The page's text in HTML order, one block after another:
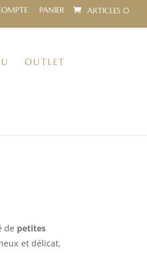
PANIER ARTICLES 0
OUTLET
de petites
et délicat,